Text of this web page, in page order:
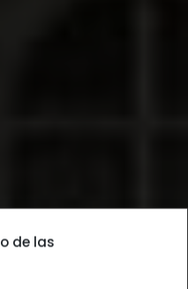
de las